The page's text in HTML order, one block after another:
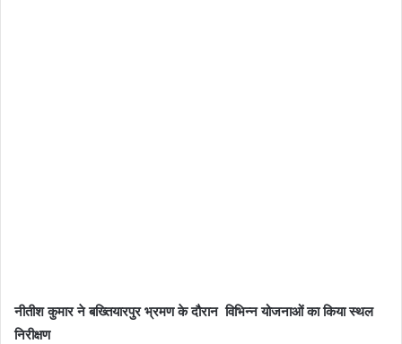
नीतीश कुमार ने बख्तियारपुर भ्रमण के दौरानविभिन्न योजनाओं का किया स्थल
निरीक्षण